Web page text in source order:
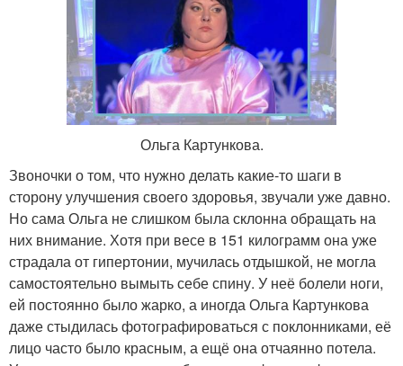
Ольга Картункова.
Звоночки о том, что нужно делать какие-то шаги в
сторону улучшения своего здоровья, звучали уже давно.
Но сама Ольга не слишком была склонна обращать на
них внимание. Хотя при весе в 151 килограмм она уже
страдала от гипертонии, мучилась отдышкой, не могла
самостоятельно вымыть себе спину. У неё болели ноги,
ей постоянно было жарко, а иногда Ольга Картункова
даже стыдилась фотографироваться с поклонниками, её
лицо часто было красным, а ещё она отчаянно потела.